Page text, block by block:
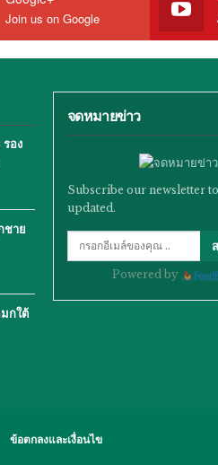
Join us on Google
อง
ชาย
กใต้
จดหมายข่าว
Subscribe our newsletter
updated.
Powered by
ข้อตกลงและเงื่อนไข